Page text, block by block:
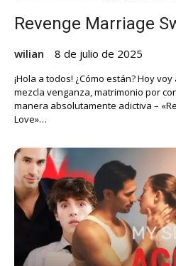
Revenge Marriage
wilian 8 de julio de 2025
¡Hola a todos! ¿Cómo están? Hoy
mezcla venganza, matrimonio por
manera absolutamente adictiva –
Love»…